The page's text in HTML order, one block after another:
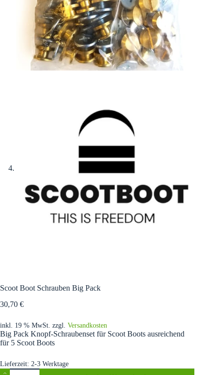
Scoot Boot Schrauben Big Pack
30,70 €
inkl. 19 % MwSt. zzgl. Versandkosten
Big Pack Knopf-Schraubenset für Scoot Boots ausreichend
für 5 Scoot Boots
Lieferzeit: 2-3 Werktage
Scoot